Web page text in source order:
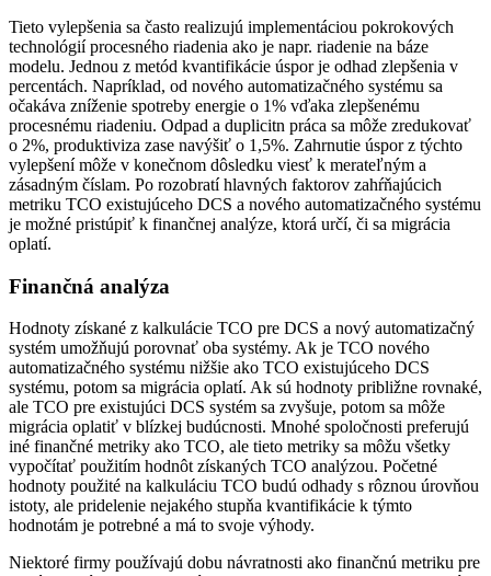
Tieto vylepšenia sa často realizujú implementáciou pokrokových
technológií procesného riadenia ako je napr. riadenie na báze
modelu. Jednou z metód kvantifikácie úspor je odhad zlepšenia v
percentách. Napríklad, od nového automatizačného systému sa
očakáva zníženie spotreby energie o 1% vďaka zlepšenému
procesnému riadeniu. Odpad a duplicitn práca sa môže zredukovať
o 2%, produktiviza zase navýšiť o 1,5%. Zahrnutie úspor z týchto
vylepšení môže v konečnom dôsledku viesť k merateľným a
zásadným číslam. Po rozobratí hlavných faktorov zahŕňajúcich
metriku TCO existujúceho DCS a nového automatizačného systému
je možné pristúpiť k finančnej analýze, ktorá určí, či sa migrácia
oplatí.
Finančná analýza
Hodnoty získané z kalkulácie TCO pre DCS a nový automatizačný
systém umožňujú porovnať oba systémy. Ak je TCO nového
automatizačného systému nižšie ako TCO existujúceho DCS
systému, potom sa migrácia oplatí. Ak sú hodnoty približne rovnaké,
ale TCO pre existujúci DCS systém sa zvyšuje, potom sa môže
migrácia oplatiť v blízkej budúcnosti. Mnohé spoločnosti preferujú
iné finančné metriky ako TCO, ale tieto metriky sa môžu všetky
vypočítať použitím hodnôt získaných TCO analýzou. Početné
hodnoty použité na kalkuláciu TCO budú odhady s rôznou úrovňou
istoty, ale pridelenie nejakého stupňa kvantifikácie k týmto
hodnotám je potrebné a má to svoje výhody.
Niektoré firmy používajú dobu návratnosti ako finančnú metriku pre